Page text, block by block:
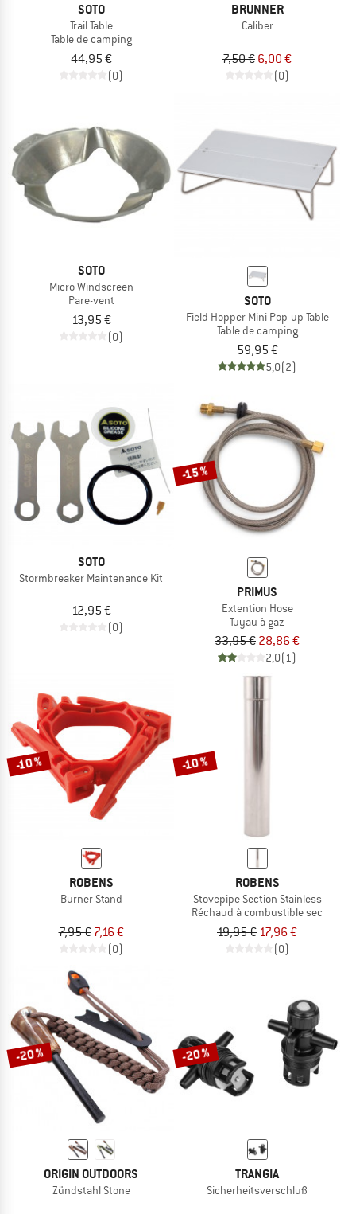
SOTO
Trail Table
Table de camping
44,95 €
(0)
BRUNNER
Caliber
7,50 € 6,00 €
(0)
SOTO
Micro Windscreen
Pare-vent
13,95 €
(0)
SOTO
Field Hopper Mini Pop-up Table
Table de camping
59,95 €
5,0(2)
SOTO
Stormbreaker Maintenance Kit
12,95 €
(0)
-15 %
PRIMUS
Extention Hose
Tuyau à gaz
33,95 € 28,86 €
2,0(1)
-10 %
ROBENS
Burner Stand
7,95 € 7,16 €
(0)
-10 %
ROBENS
Stovepipe Section Stainless
Réchaud à combustible sec
19,95 € 17,96 €
(0)
-20 %
ORIGIN OUTDOORS
Zündstahl Stone
-20 %
TRANGIA
Sicherheitsverschluß